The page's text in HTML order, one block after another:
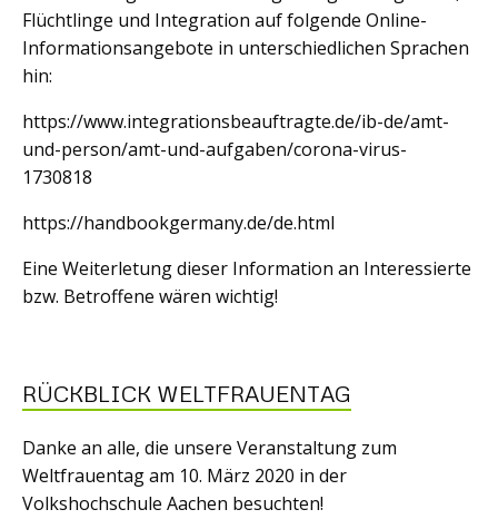
Flüchtlinge und Integration auf folgende Online-
Informationsangebote in unterschiedlichen Sprachen
hin:
https://www.integrationsbeauftragte.de/ib-de/amt-
und-person/amt-und-aufgaben/corona-virus-
1730818
https://handbookgermany.de/de.html
Eine Weiterletung dieser Information an Interessierte
bzw. Betroffene wären wichtig!
RÜCKBLICK WELTFRAUENTAG
Danke an alle, die unsere Veranstaltung zum
Weltfrauentag am 10. März 2020 in der
Volkshochschule Aachen besuchten!